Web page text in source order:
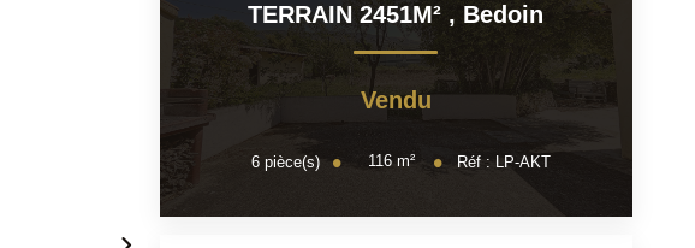
TERRAIN 2451M² , Bedoin
Vendu
6 pièce(s) 116 m² Réf : LP-AKT